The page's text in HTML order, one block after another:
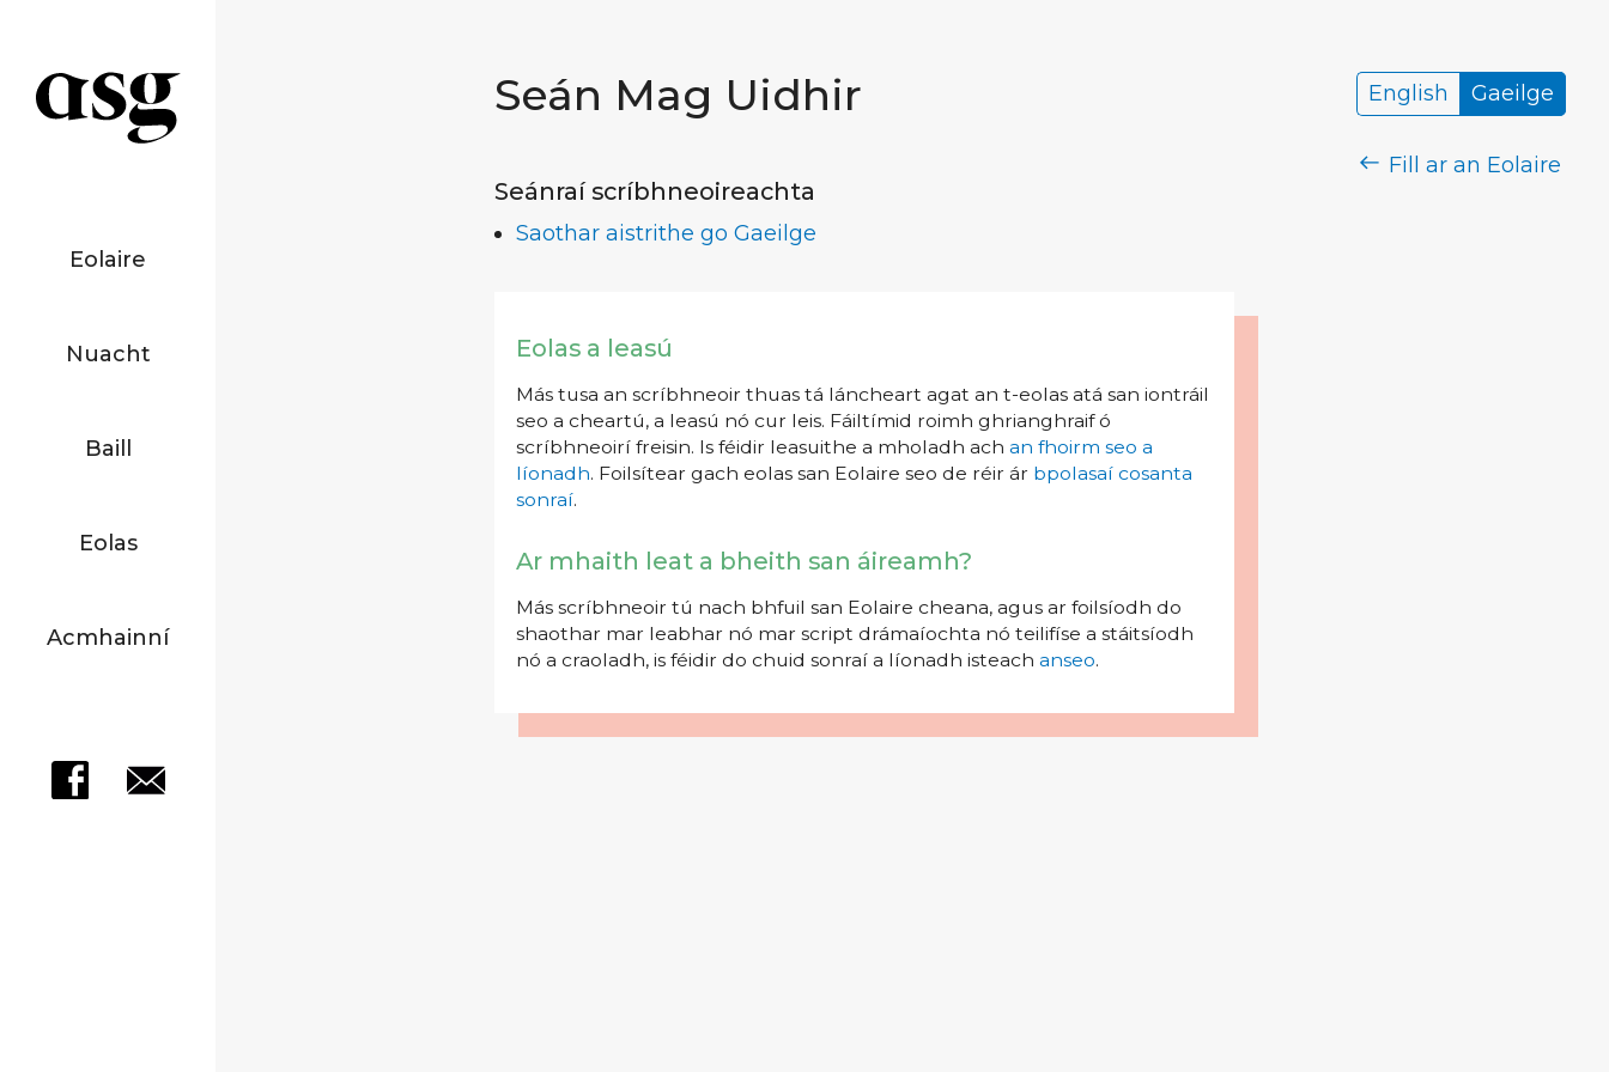
Eolaire
Nuacht
Baill
Eolas
Acmhainní
Seán Mag Uidhir English Gaeilge
Fill ar an Eolaire
Seánraí scríbhneoireachta
Saothar aistrithe go Gaeilge
Eolas a leasú
Más tusa an scríbhneoir thuas tá láncheart agat an t-eolas atá san iontráil
seo a cheartú, a leasú nó cur leis. Fáiltímid roimh ghrianghraif ó
scríbhneoirí freisin. Is féidir leasuithe a mholadh ach an fhoirm seo a
líonadh. Foilsítear gach eolas san Eolaire seo de réir ár bpolasaí cosanta
sonraí.
Ar mhaith leat a bheith san áireamh?
Más scríbhneoir tú nach bhfuil san Eolaire cheana, agus ar foilsíodh do
shaothar mar leabhar nó mar script drámaíochta nó teilifíse a stáitsíodh
nó a craoladh, is féidir do chuid sonraí a líonadh isteach anseo.